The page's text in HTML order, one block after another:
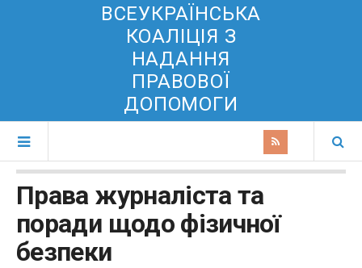
ВСЕУКРАЇНСЬКА
КОАЛІЦІЯ З
НАДАННЯ
ПРАВОВОЇ
ДОПОМОГИ
Права журналіста та
поради щодо фізичної
безпеки